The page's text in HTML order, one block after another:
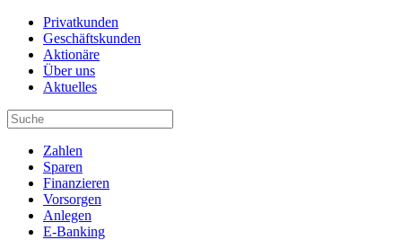
Privatkunden
Geschäftskunden
Aktionäre
Über uns
Aktuelles
Zahlen
Sparen
Finanzieren
Vorsorgen
Anlegen
E-Banking